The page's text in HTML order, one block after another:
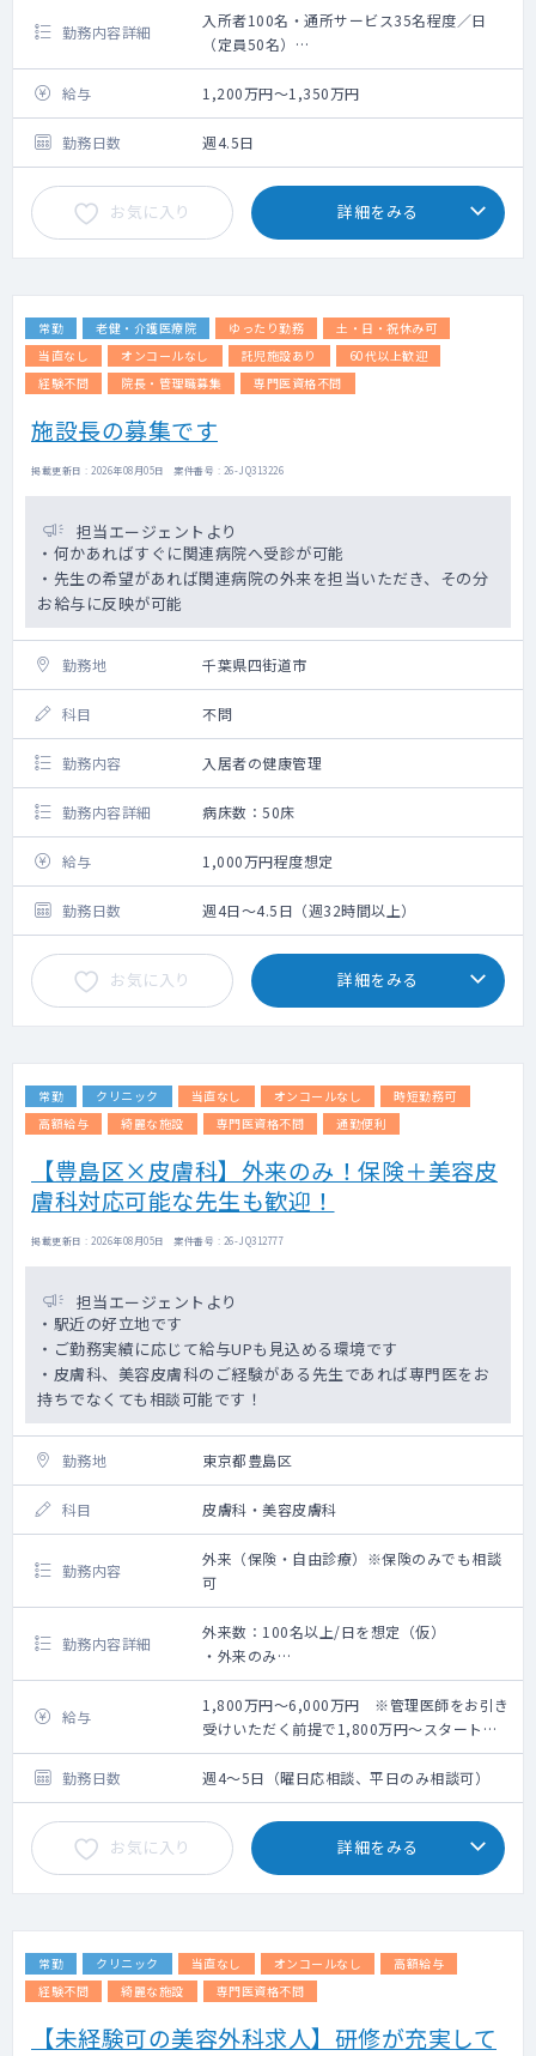
勤務内容詳細
入所者100名・通所サービス35名程度／日
（定員50名）
入所者、通所サービスをご利用の方々の全身
管理業務をお願いいたします
給与 1,200万円～1,350万円
勤務日数 週4.5日
お気に入り 詳細をみる
常勤 老健・介護医療院 ゆったり勤務
土・日・祝休み可
当直なし
オンコールなし 託児施設あり
60代以上歓迎
経験不問
院長・管理職募集 専門医資格不問
施設長の募集です
掲載更新日 : 2026年08月05日 案件番号 : 26-JQ313226
担当エージェントより
・何かあればすぐに関連病院へ受診が可能
・先生の希望があれば関連病院の外来を担当いただき、その分
お給与に反映が可能
勤務地 千葉県四街道市
科目 不問
勤務内容 入居者の健康管理
勤務内容詳細 病床数：50床
給与 1,000万円程度想定
勤務日数 週4日～4.5日（週32時間以上）
お気に入り 詳細をみる
常勤 クリニック 当直なし オンコールなし
時短勤務可
高額給与
綺麗な施設 専門医資格不問 通勤便利
【豊島区×皮膚科】外来のみ！保険＋美容皮
膚科対応可能な先生も歓迎！
掲載更新日 : 2026年08月05日 案件番号 : 26-JQ312777
担当エージェントより
・駅近の好立地です
・ご勤務実績に応じて給与UPも見込める環境です
・皮膚科、美容皮膚科のご経験がある先生であれば専門医をお
持ちでなくても相談可能です！
勤務地 東京都豊島区
科目 皮膚科・美容皮膚科
勤務内容
外来（保険・自由診療）※保険のみでも相談
可
勤務内容詳細
外来数：100名以上/日を想定（仮）
・外来のみ
・患者層：20～30代メイン
・診療体制：1診
・美容皮膚科範囲（レーザー、ボトックス、
ヒアルロン酸注入程度）をお願いします
※保険診療のみでも相談可能です
給与
1,800万円～6,000万円 ※管理医師をお引き
受けいただく前提で1,800万円～スタート
し、インセンティブによって給与UPが見込め
る仕組みです
勤務日数 週4～5日（曜日応相談、平日のみ相談可）
お気に入り 詳細をみる
常勤 クリニック 当直なし オンコールなし
高額給与
経験不問
綺麗な施設 専門医資格不問
【未経験可の美容外科求人】研修が充実して